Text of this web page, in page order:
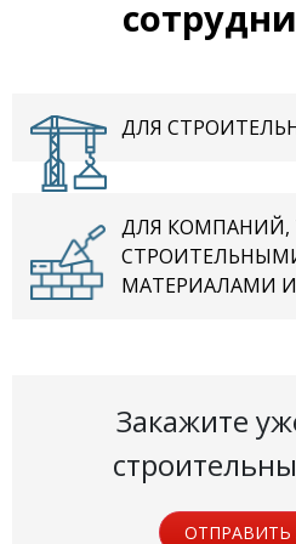
ДЛЯ
ДЛЯ
МАТЕРИАЛАМИ
Закажите
ОТПРАВИТЬ